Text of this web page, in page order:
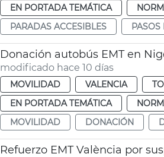
EN PORTADA TEMÁTICA
PARADAS ACCESIBLES
PASOS
Donación autobús EMT en
modificado hace 10 días
MOVILIDAD VALENCIA
EN PORTADA TEMÁTICA
MOVILIDAD
DONACIÓN
Refuerzo EMT València por